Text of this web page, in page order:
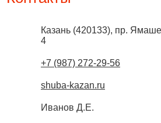
Казань (420133), пр.
4
+7 (987) 272-29-56
shuba-kazan.ru
Иванов Д.Е.